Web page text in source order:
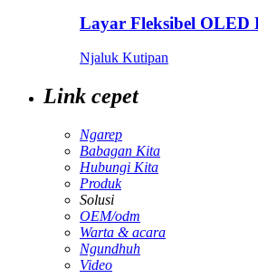
Layar Fleksibel OLED
Njaluk Kutipan
Link cepet
Ngarep
Babagan Kita
Hubungi Kita
Produk
Solusi
OEM/odm
Warta & acara
Ngundhuh
Video